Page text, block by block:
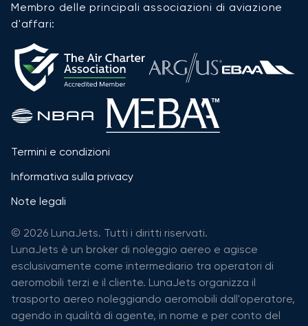
Membro delle principali associazioni di aviazione
d'affari:
Termini e condizioni
Informativa sulla privacy
Note legali
© 2026 LunaJets. Tutti i diritti riservati.
LunaJets è un broker di noleggio aereo e agisce
esclusivamente come intermediario tra operatori di
aeromobili terzi e il cliente. LunaJets organizza il
trasporto aereo noleggiando aeromobili dall'operatore,
agendo in qualità di agente, in nome e per conto del